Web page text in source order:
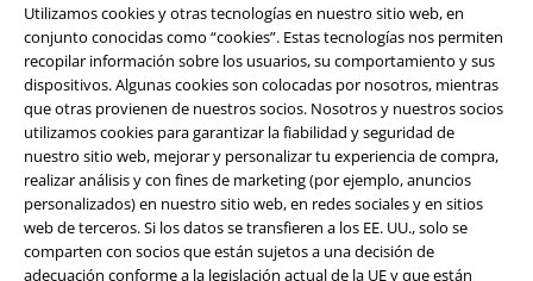
Utilizamos cookies y otras tecnologías en nuestro sitio web, en
conjunto conocidas como “cookies”. Estas tecnologías nos permiten
recopilar información sobre los usuarios, su comportamiento y sus
dispositivos. Algunas cookies son colocadas por nosotros, mientras
que otras provienen de nuestros socios. Nosotros y nuestros socios
utilizamos cookies para garantizar la fiabilidad y seguridad de
nuestro sitio web, mejorar y personalizar tu experiencia de compra,
realizar análisis y con fines de marketing (por ejemplo, anuncios
personalizados) en nuestro sitio web, en redes sociales y en sitios
web de terceros. Si los datos se transfieren a los EE. UU., solo se
comparten con socios que están sujetos a una decisión de
adecuación conforme a la legislación actual de la UE y que están